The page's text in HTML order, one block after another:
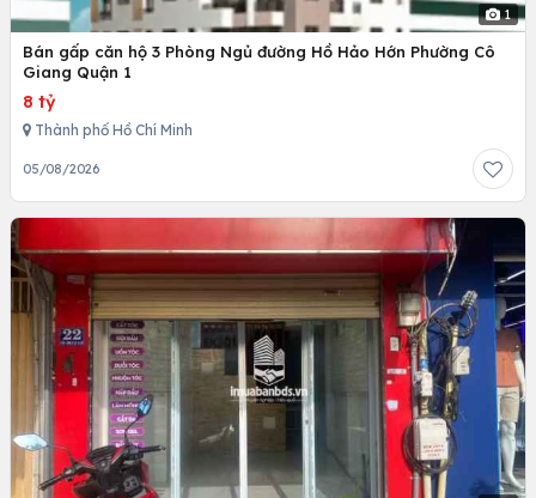
1
Bán gấp căn hộ 3 Phòng Ngủ đường Hồ Hảo Hớn Phường Cô
Giang Quận 1
8 tỷ
Thành phố Hồ Chí Minh
05/08/2026